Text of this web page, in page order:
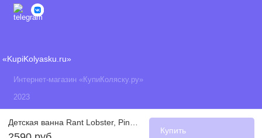
Купить
«KupiKolyasku.ru»
Интернет-магазин «КупиКоляску.ру»
2023